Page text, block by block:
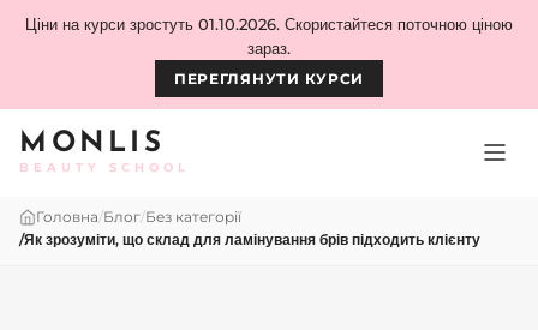
Skip to content
MONLIS
BEAUTY SCHOOL
Ціни на курси зростуть 01.10.2026. Скористайтеся поточною ціною
зараз.
ПЕРЕГЛЯНУТИ КУРСИ
Головна/Блог/Без категорії
/Як зрозуміти, що склад для ламінування брів підходить клієнту